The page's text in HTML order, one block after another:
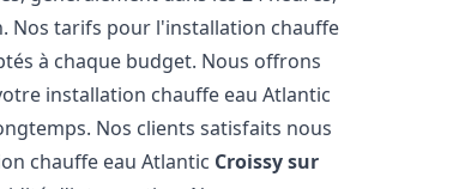
Nos tarifs pour l'installation chauffe
à chaque budget. Nous offrons
installation chauffe eau Atlantic
Nos clients satisfaits nous
chauffe eau Atlantic Croissy sur